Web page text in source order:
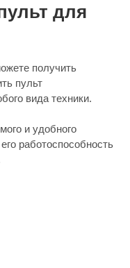
для
получить
пульт
вида техники.
и удобного
работоспособность